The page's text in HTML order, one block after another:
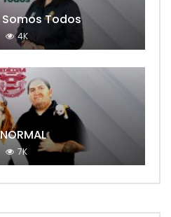
Todos
4K
7K